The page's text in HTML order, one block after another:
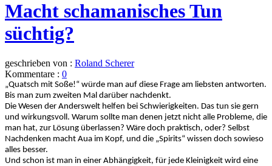
Macht schamanisches Tun
süchtig?
geschrieben von : Roland Scherer
Kommentare : 0
„Quatsch mit Soße!“ würde man auf diese Frage am liebsten antworten.
Bis man zum zweiten Mal darüber nachdenkt.
Die Wesen der Anderswelt helfen bei Schwierigkeiten. Das tun sie gern
und wirkungsvoll. Warum sollte man denen jetzt nicht alle Probleme, die
man hat, zur Lösung überlassen? Wäre doch praktisch, oder? Selbst
Nachdenken macht Aua im Kopf, und die „Spirits“ wissen doch sowieso
alles besser.
Und schon ist man in einer Abhängigkeit, für jede Kleinigkeit wird eine